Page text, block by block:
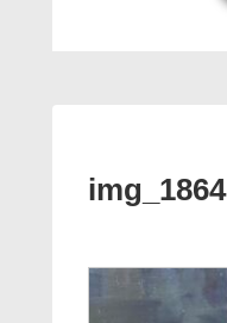
img_1864